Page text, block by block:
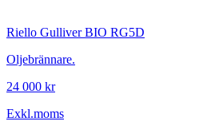
Riello Gulliver BIO RG5D
Oljebrännare.
24 000 kr
Exkl.moms